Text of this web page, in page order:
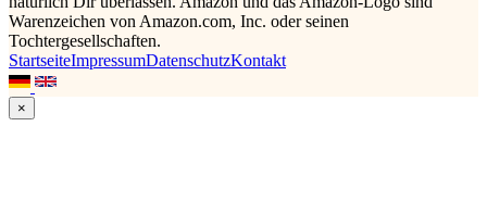
Warenzeichen von Amazon.com, Inc. oder seinen
Tochtergesellschaften.
StartseiteImpressumDatenschutzKontakt
×